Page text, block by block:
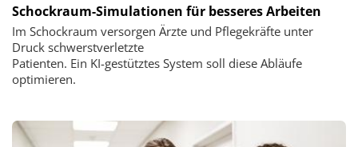
Schockraum-Simulationen für besseres Arbeiten
Im Schockraum versorgen Ärzte und Pflegekräfte unter
Druck schwerstverletzte
Patienten. Ein KI-gestütztes System soll diese Abläufe
optimieren.